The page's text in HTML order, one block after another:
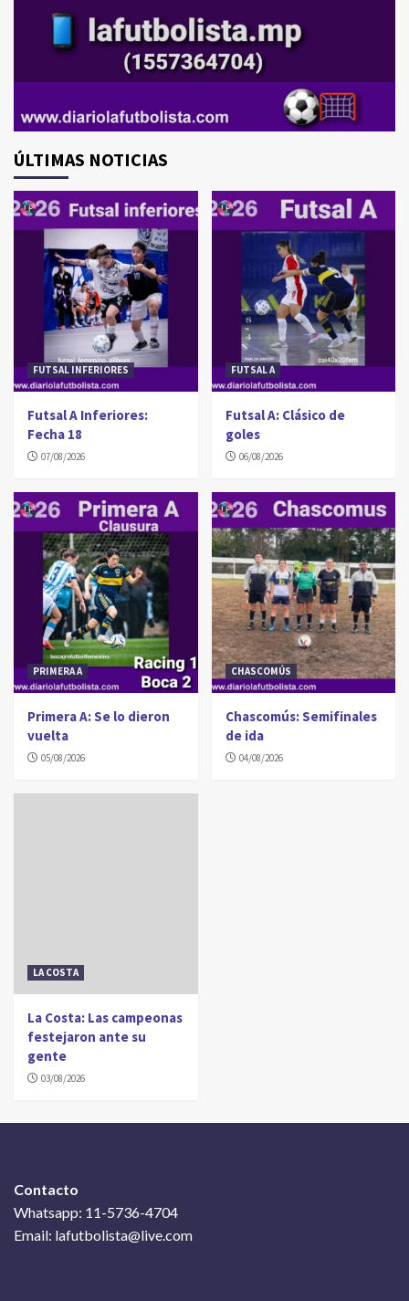
ÚLTIMAS NOTICIAS
FUTSAL INFERIORES
Futsal A Inferiores:
Fecha 18
07/08/2026
FUTSAL A
Futsal A: Clásico de
goles
06/08/2026
PRIMERA A
Primera A: Se lo dieron
vuelta
05/08/2026
CHASCOMÚS
Chascomús: Semifinales
de ida
04/08/2026
LA COSTA
La Costa: Las campeonas
festejaron ante su
gente
03/08/2026
Contacto
Whatsapp: 11-5736-4704
Email: lafutbolista@live.com